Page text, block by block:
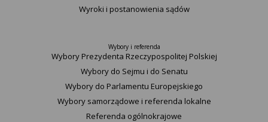
Wyroki i postanowienia sądów
Wybory i referenda
Wybory Prezydenta Rzeczypospolitej Polskiej
Wybory do Sejmu i do Senatu
Wybory do Parlamentu Europejskiego
Wybory samorządowe i referenda lokalne
Referenda ogólnokrajowe